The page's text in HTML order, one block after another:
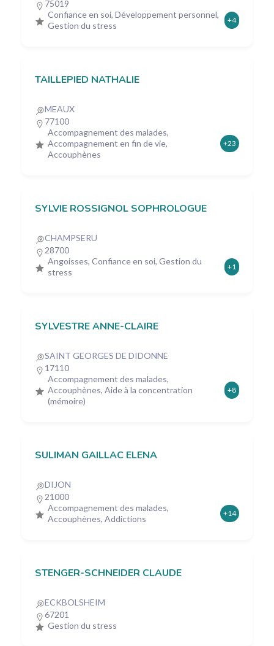
75019
Confiance en soi, Développement personnel,
Gestion du stress
+4
TAILLEPIED NATHALIE
MEAUX
77100
Accompagnement des malades,
Accompagnement en fin de vie,
Accouphènes
+23
SYLVIE ROSSIGNOL SOPHROLOGUE
CHAMPSERU
28700
Angoisses, Confiance en soi, Gestion du
stress
+1
SYLVESTRE ANNE-CLAIRE
SAINT GEORGES DE DIDONNE
17110
Accompagnement des malades,
Accouphènes, Aide à la concentration
(mémoire)
+8
SULIMAN GAILLAC ELENA
DIJON
21000
Accompagnement des malades,
Accouphènes, Addictions
+14
STENGER-SCHNEIDER CLAUDE
ECKBOLSHEIM
67201
Gestion du stress